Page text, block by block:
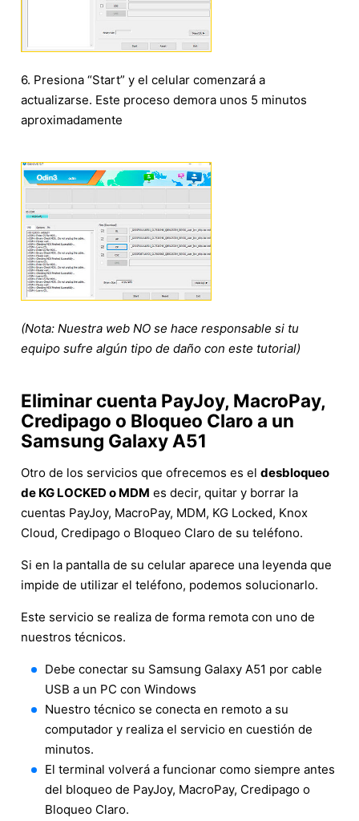
6. Presiona “Start” y el celular comenzará a
actualizarse. Este proceso demora unos 5 minutos
aproximadamente
(Nota: Nuestra web NO se hace responsable si tu
equipo sufre algún tipo de daño con este tutorial)
Eliminar cuenta PayJoy, MacroPay,
Credipago o Bloqueo Claro a un
Samsung Galaxy A51
Otro de los servicios que ofrecemos es el desbloqueo
de KG LOCKED o MDM es decir, quitar y borrar la
cuentas PayJoy, MacroPay, MDM, KG Locked, Knox
Cloud, Credipago o Bloqueo Claro de su teléfono.
Si en la pantalla de su celular aparece una leyenda que
impide de utilizar el teléfono, podemos solucionarlo.
Este servicio se realiza de forma remota con uno de
nuestros técnicos.
Debe conectar su Samsung Galaxy A51 por cable
USB a un PC con Windows
Nuestro técnico se conecta en remoto a su
computador y realiza el servicio en cuestión de
minutos.
El terminal volverá a funcionar como siempre antes
del bloqueo de PayJoy, MacroPay, Credipago o
Bloqueo Claro.